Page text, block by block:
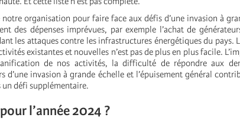
organisation pour faire face aux défis d’une invasion à
des dépenses imprévues, par exemple l’achat de
les attaques contre les infrastructures énergétiques du pays.
existantes et nouvelles n’est pas de plus en plus facile.
de nos activités, la difficulté de répondre aux
d’une invasion à grande échelle et l’épuisement général
défi supplémentaire.
l’année 2024 ?